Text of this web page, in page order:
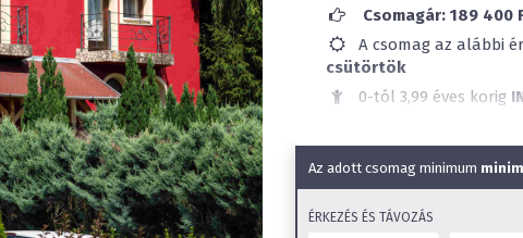
Csomagár: 189
A csomag az alábbi
csütörtök
0-tól 3,99 éves korig
Wellness szálloda
Állatbarát
Az adott csomag minimum
ÉRKEZÉS ÉS TÁVOZÁS